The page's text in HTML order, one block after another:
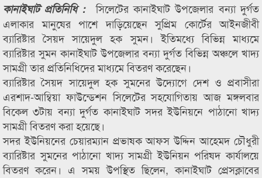
কানাইঘাট প্রতিনিধি :
সিলেটের কানাইঘাট উপজেলার বন্যা দুর্গত
এলাকার মানুষের পাশে দাড়িয়েছেন সুপ্রিম কোর্টের আইনজীবী
ব্যারিষ্টার সৈয়দ সায়েদুল হক সুমন। ইতিমধ্যে বিভিন্ন মাধ্যমে
ব্যারিষ্টার সুমন কানাইঘাট উপজেলার বন্যা দুর্গত বিভিন্ন অঞ্চলে খাদ্য
সামগ্রী তার প্রতিনিধিদের মাধ্যমে বিতরণ করেছেন।
ব্যারিষ্টার সৈয়দ সায়েদুল হক সুমনের উদ্যোগে দেশ ও প্রবাসীরা
এরশাদ-আম্বিয়া ফাউন্ডেশন সিলেটের সহযোগিতায় আজ মঙ্গলবার
বিকেল ৩টায় বন্যা দুর্গত কানাইঘাট সদর ইউনিয়নে পাঠানো খাদ্য
সামগ্রী বিতরণ করা হয়েছে।
সদর ইউনিয়নের চেয়ারম্যান প্রভাষক আফস উদ্দিন আহেমদ চৌধুরী
ব্যারিষ্টার সুমনের পাঠানো খাদ্য সামগ্রী ইউনিয়ন পরিষদ কার্যালয়ে
বিতরণ করেন। এ সময় উপস্থিত ছিলেন, কানাইঘাট প্রেসক্লাবের